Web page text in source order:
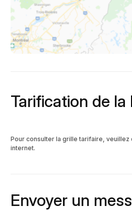
Envoyer un
Tarification de la
Pour consulter la grille tarifaire, veuillez
internet.